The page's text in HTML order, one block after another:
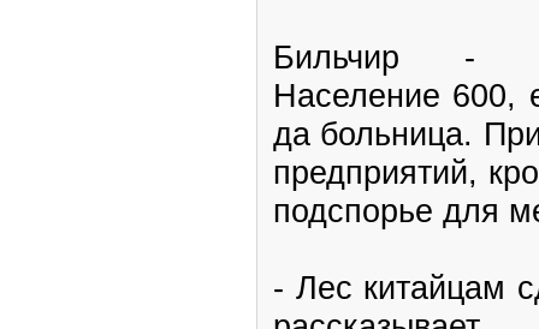
Бильчир -
Население 600,
да больница.
предприятий,
подспорье для
- Лес китайцам